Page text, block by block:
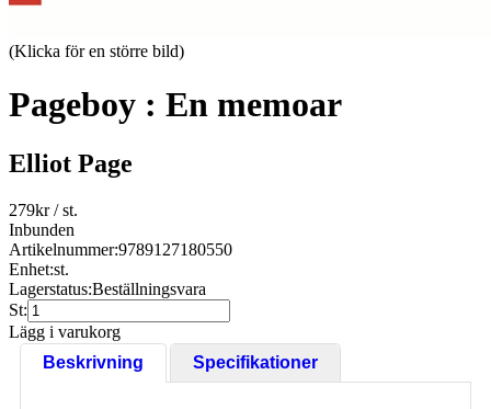
(Klicka för en större bild)
Pageboy : En memoar
Elliot Page
279kr/ st.
Inbunden
Artikelnummer:9789127180550
Enhet:st.
Lagerstatus:Beställningsvara
St:
Lägg i varukorg
Beskrivning
Specifikationer